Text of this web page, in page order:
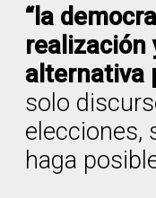
“la
realización
alternativa
solo
elecciones,
haga